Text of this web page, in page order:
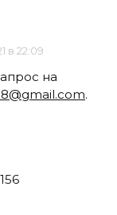
в 22:09
на
.